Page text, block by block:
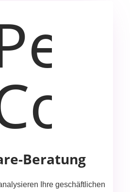
Beratung
Ihre geschäftlichen